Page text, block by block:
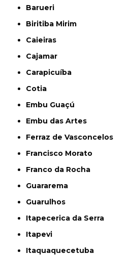
Barueri
Biritiba Mirim
Caieiras
Cajamar
Carapicuíba
Cotia
Embu Guaçú
Embu das Artes
Ferraz de Vasconcelos
Francisco Morato
Franco da Rocha
Guararema
Guarulhos
Itapecerica da Serra
Itapevi
Itaquaquecetuba